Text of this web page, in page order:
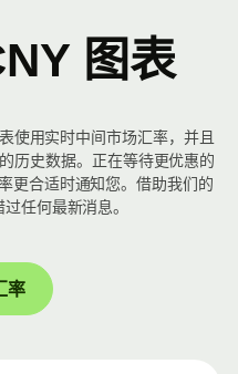
图表
使用实时中间市场汇率，并且
历史数据。正在等待更优惠的
更合适时通知您。借助我们的
任何最新消息。
率